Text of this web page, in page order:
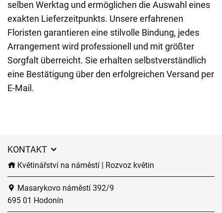
selben Werktag und ermöglichen die Auswahl eines
exakten Lieferzeitpunkts. Unsere erfahrenen
Floristen garantieren eine stilvolle Bindung, jedes
Arrangement wird professionell und mit größter
Sorgfalt überreicht. Sie erhalten selbstverständlich
eine Bestätigung über den erfolgreichen Versand per
E-Mail.
KONTAKT
Květinářství na náměstí | Rozvoz květin
Masarykovo náměstí 392/9
695 01 Hodonín